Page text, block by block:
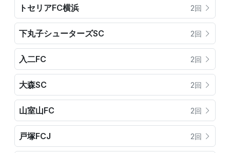
トセリアFC横浜 2回
下丸子シューターズSC 2回
入二FC 2回
大森SC 2回
山室山FC 2回
戸塚FCJ 2回